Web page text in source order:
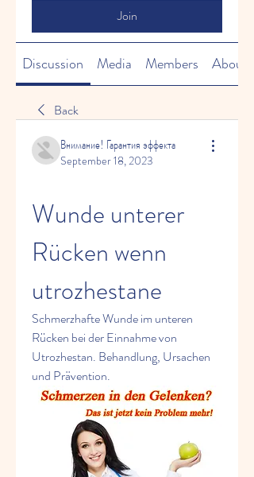
Join
Discussion Media Members About
Back
Внимание! Гарантия эффекта
September 18, 2023
Wunde unterer
Rücken wenn
utrozhestane
Schmerzhafte Wunde im unteren
Rücken bei der Einnahme von
Utrozhestan. Behandlung, Ursachen
und Prävention.